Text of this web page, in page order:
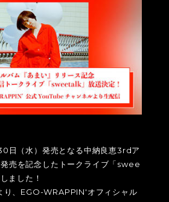
日（水）発売となる中納良恵3rdア
売を記念したトークライブ「swee
ました！
り、EGO-WRAPPIN'オフィシャル